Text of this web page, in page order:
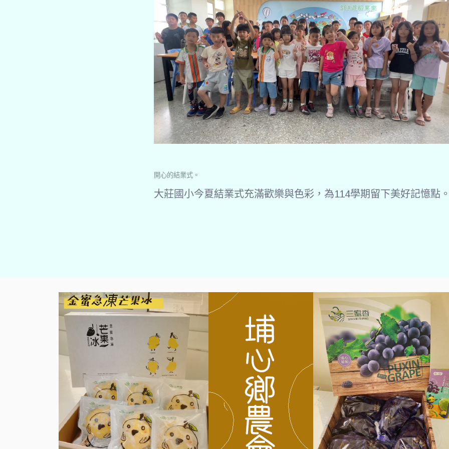
開心的結業式。
大莊國小今夏結業式充滿歡樂與色彩，為114學期留下美好記憶點